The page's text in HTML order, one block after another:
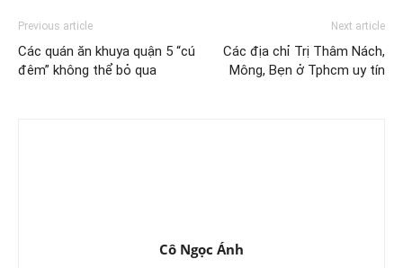
Previous article
Các quán ăn khuya quận 5 “cú
đêm” không thể bỏ qua
Next article
Các địa chỉ Trị Thâm Nách,
Mông, Bẹn ở Tphcm uy tín
Cô Ngọc Ánh